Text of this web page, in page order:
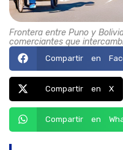
Frontera entre Puno y
comerciantes que
Compartir en
Compartir en X
Compartir en